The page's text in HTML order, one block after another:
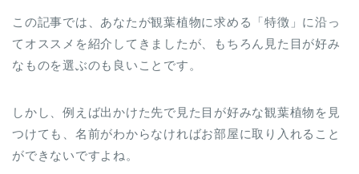
この記事では、あなたが観葉植物に求める「特徴」に沿っ
てオススメを紹介してきましたが、もちろん見た目が好み
なものを選ぶのも良いことです。
しかし、例えば出かけた先で見た目が好みな観葉植物を見
つけても、名前がわからなければお部屋に取り入れること
ができないですよね。